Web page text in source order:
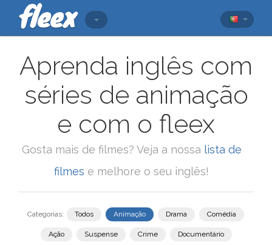
Aprenda inglês com
séries de animação
e com o fleex
Gosta mais de filmes? Veja a nossa lista de
filmes e melhore o seu inglês!
Categorias: Todos Animação Drama Comédia
Ação Suspense Crime Documentário